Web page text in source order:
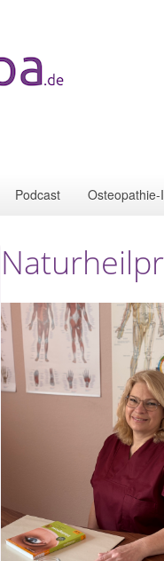
Podcast Osteopathie-